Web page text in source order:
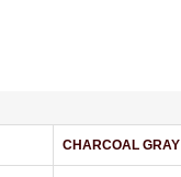
CHARCOAL GRAY